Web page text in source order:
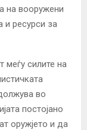
на вооружени
и ресурси за
силите на
во
постојано
оружјето и да